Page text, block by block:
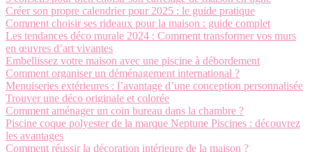
Créer son propre calendrier pour 2025 : le guide pratique
Comment choisir ses rideaux pour la maison : guide complet
Les tendances déco murale 2024 : Comment transformer vos murs
en œuvres d’art vivantes
Embellissez votre maison avec une piscine à débordement
Comment organiser un déménagement international ?
Menuiseries extérieures : l’avantage d’une conception personnalisée
Trouver une déco originale et colorée
Comment aménager un coin bureau dans la chambre ?
Piscine coque polyester de la marque Neptune Piscines : découvrez
les avantages
Comment réussir la décoration intérieure de la maison ?